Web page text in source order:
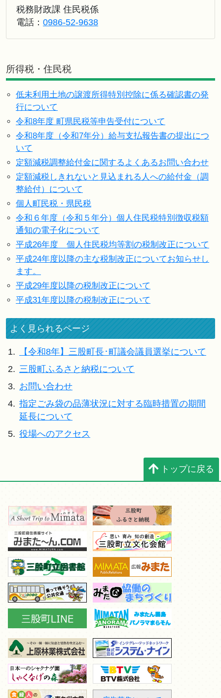
税務財政課 住民税係
電話： 0986-52-9638
所得税・住民税
低未利用土地の譲渡所得特別控除に係る確認書の発
行について
令和8年度 町県民税等申告受付について
令和8年度（令和7年分）給与支払報告書の提出につ
いて
定額減税調整給付金に関するよくあるお問い合わせ
定額減税しきれないと見込まれる人への給付金（調
整給付）について
個人町民税・県民税
令和６年度（令和５年分）個人住民税特別徴収税額
通知の電子化について
平成26年度 個人住民税均等割の税制改正について
平成24年度以降の主な税制改正についてお知らせし
ます。
平成29年度以降の税制改正について
平成31年度以降の税制改正について
よく見られるページ
1.
【令和8年】三股町長･町議会議員選挙について
2. 三股町ふるさと納税について
3. お問い合わせ
4. 指定ごみ袋の品薄状況に対する臨時措置の期間
延長について
5. 役場へのアクセス
トップに戻る